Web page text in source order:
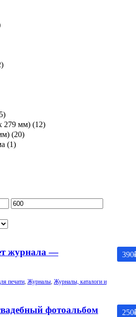
279 мм) (12)
(20)
(1)
Максимальная
цена
390
журнала —
печати, Журналы, Журналы, каталоги и
250
фотоальбом